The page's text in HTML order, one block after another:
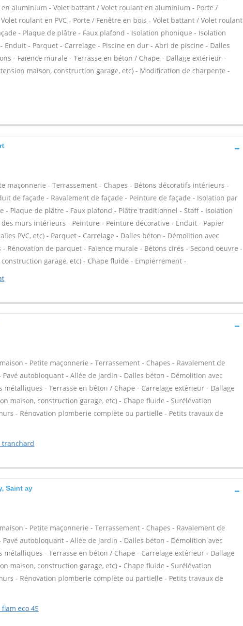
aluminium - Volet battant / Volet roulant en aluminium - Porte /
roulant en PVC - Porte / Fenêtre en bois - Volet battant / Volet roulant
- Plaque de plâtre - Faux plafond - Isolation phonique - Isolation
- Parquet - Carrelage - Piscine en dur - Abri de piscine - Dalles
- Faïence murale - Terrasse en béton / Chape - Dallage extérieur -
maison, construction garage, etc) - Modification de charpente -
maçonnerie - Terrassement - Chapes - Bétons décoratifs intérieurs -
de façade - Ravalement de façade - Peinture de façade - Isolation par
- Plaque de plâtre - Faux plafond - Plâtre traditionnel - Staff - Isolation
murs intérieurs - Peinture - Peinture décorative - Enduit - Papier
PVC, etc) - Parquet - Carrelage - Dalles béton - Démolition avec
Rénovation de parquet - Faïence murale - Bétons cirés - Second oeuvre -
garage, etc) - Chape fluide - Empierrement -
- Petite maçonnerie - Terrassement - Chapes - Ravalement de
Pavé autobloquant - Allée de jardin - Dalles béton - Démolition avec
métalliques - Terrasse en béton / Chape - Carrelage extérieur - Dallage
maison, construction garage, etc) - Chape fluide - Surélévation
- Rénovation plomberie complète ou partielle - Petits travaux de
tranchard
Saint ay
- Petite maçonnerie - Terrassement - Chapes - Ravalement de
Pavé autobloquant - Allée de jardin - Dalles béton - Démolition avec
métalliques - Terrasse en béton / Chape - Carrelage extérieur - Dallage
maison, construction garage, etc) - Chape fluide - Surélévation
- Rénovation plomberie complète ou partielle - Petits travaux de
eco 45